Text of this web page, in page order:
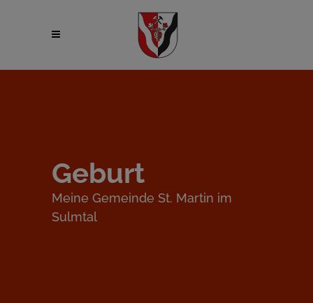
Geburt
Meine Gemeinde St. Martin im
Sulmtal